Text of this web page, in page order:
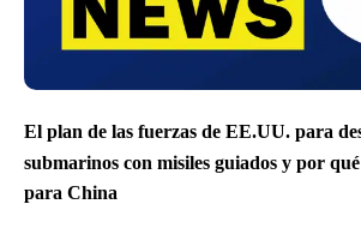
El plan de las fuerzas de EE.UU. para
submarinos con misiles guiados y por
para China